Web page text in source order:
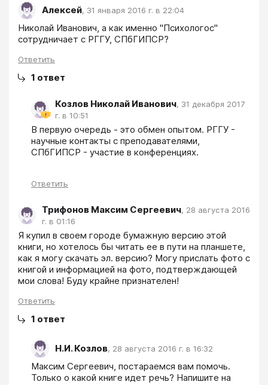
Алексей, 31 января 2016 г. в 22:04
Николай Иванович, а как именно "Психологос"
сотрудничает с РГГУ, СПбГИПСР?
Ответить
1 ответ
Козлов Николай Иванович, 31 декабря 2017
г. в 10:51
В первую очередь - это обмен опытом. РГГУ -
научные контакты с преподавателями,
СПбГИПСР - участие в конференциях.
Ответить
Трифонов Максим Сергеевич, 28 августа 2016
г. в 01:16
Я купил в своем городе бумажную версию этой
книги, но хотелось бы читать ее в пути на планшете,
как я могу скачать эл. версию? Могу прислать фото с
книгой и информацией на фото, подтверждающей
мои слова! Буду крайне признателен!
Ответить
1 ответ
Н.И. Козлов, 28 августа 2016 г. в 16:32
Максим Сергеевич, постараемся вам помочь.
Только о какой книге идет речь? Напишите на